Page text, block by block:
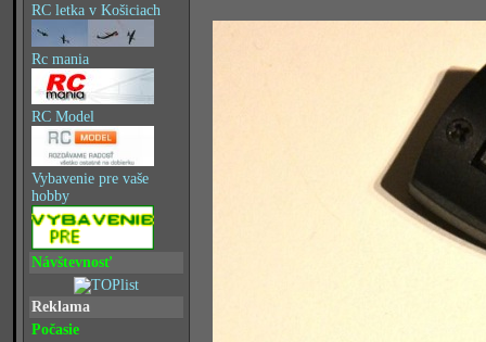
RC letka v Košiciach
Rc mania
RC Model
Vybavenie pre vaše
hobby
Návštevnosť
Reklama
Počasie